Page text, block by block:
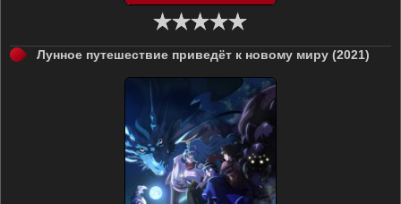
Лунное путешествие приведёт к новому миру (2021)